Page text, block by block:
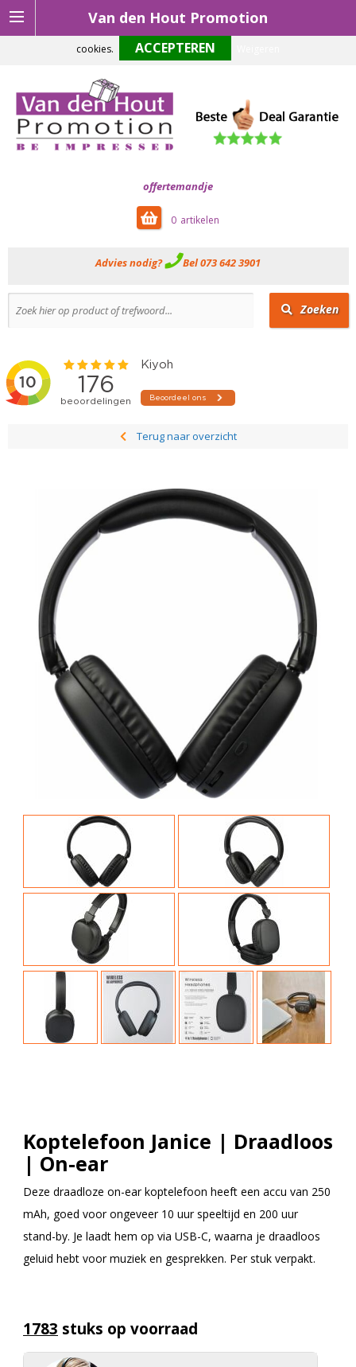
Van den Hout Promotion
offertemandje
0
Advies nodig? Bel 073 642 3901
Zoeken
Terug naar overzicht
Koptelefoon Janice | Draadloos
| On-ear
Deze draadloze on-ear koptelefoon heeft een accu van 250
mAh, goed voor ongeveer 10 uur speeltijd en 200 uur
stand-by. Je laadt hem op via USB-C, waarna je draadloos
geluid hebt voor muziek en gesprekken. Per stuk verpakt.
1783 stuks op voorraad
Om onze website optimaal te laten functioneren maken wij gebruik van
cookies.